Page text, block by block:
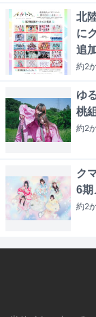
北
に
追
約2
ゆ
桃
約2
ク
6期
約2